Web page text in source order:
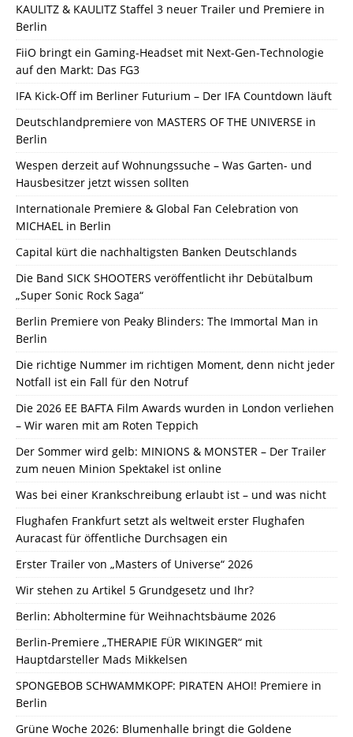
KAULITZ & KAULITZ Staffel 3 neuer Trailer und Premiere in
Berlin
FiiO bringt ein Gaming-Headset mit Next-Gen-Technologie
auf den Markt: Das FG3
IFA Kick-Off im Berliner Futurium – Der IFA Countdown läuft
Deutschlandpremiere von MASTERS OF THE UNIVERSE in
Berlin
Wespen derzeit auf Wohnungssuche – Was Garten- und
Hausbesitzer jetzt wissen sollten
Internationale Premiere & Global Fan Celebration von
MICHAEL in Berlin
Capital kürt die nachhaltigsten Banken Deutschlands
Die Band SICK SHOOTERS veröffentlicht ihr Debütalbum
„Super Sonic Rock Saga“
Berlin Premiere von Peaky Blinders: The Immortal Man in
Berlin
Die richtige Nummer im richtigen Moment, denn nicht jeder
Notfall ist ein Fall für den Notruf
Die 2026 EE BAFTA Film Awards wurden in London verliehen
– Wir waren mit am Roten Teppich
Der Sommer wird gelb: MINIONS & MONSTER – Der Trailer
zum neuen Minion Spektakel ist online
Was bei einer Krankschreibung erlaubt ist – und was nicht
Flughafen Frankfurt setzt als weltweit erster Flughafen
Auracast für öffentliche Durchsagen ein
Erster Trailer von „Masters of Universe“ 2026
Wir stehen zu Artikel 5 Grundgesetz und Ihr?
Berlin: Abholtermine für Weihnachtsbäume 2026
Berlin-Premiere „THERAPIE FÜR WIKINGER“ mit
Hauptdarsteller Mads Mikkelsen
SPONGEBOB SCHWAMMKOPF: PIRATEN AHOI! Premiere in
Berlin
Grüne Woche 2026: Blumenhalle bringt die Goldene